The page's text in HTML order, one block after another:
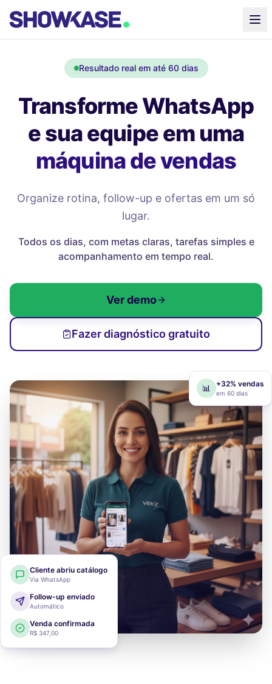
Resultado real em até 60 dias
Transforme WhatsApp
e sua equipe em uma
máquina de vendas
Organize rotina, follow-up e ofertas em um só
lugar.
Todos os dias, com metas claras, tarefas simples e
acompanhamento em tempo real.
Ver demo
Fazer diagnóstico gratuito
Cliente abriu catálogo
Via WhatsApp
Follow-up enviado
Automático
Venda confirmada
R$ 347,00
📊 +32% vendas
em 60 dias